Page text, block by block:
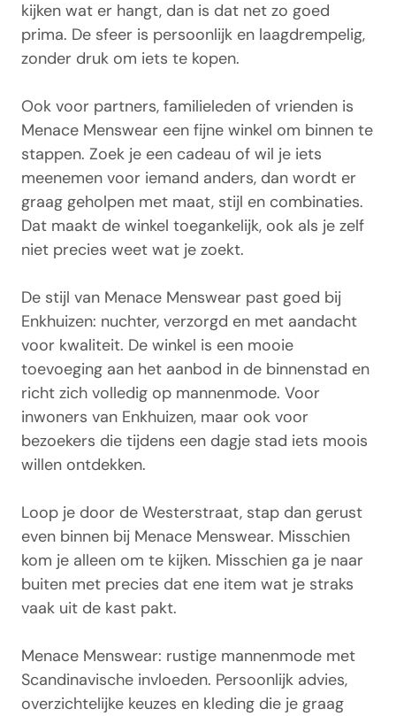
kijken wat er hangt, dan is dat net zo goed
prima. De sfeer is persoonlijk en laagdrempelig,
zonder druk om iets te kopen.
Ook voor partners, familieleden of vrienden is
Menace Menswear een fijne winkel om binnen te
stappen. Zoek je een cadeau of wil je iets
meenemen voor iemand anders, dan wordt er
graag geholpen met maat, stijl en combinaties.
Dat maakt de winkel toegankelijk, ook als je zelf
niet precies weet wat je zoekt.
De stijl van Menace Menswear past goed bij
Enkhuizen: nuchter, verzorgd en met aandacht
voor kwaliteit. De winkel is een mooie
toevoeging aan het aanbod in de binnenstad en
richt zich volledig op mannenmode. Voor
inwoners van Enkhuizen, maar ook voor
bezoekers die tijdens een dagje stad iets moois
willen ontdekken.
Loop je door de Westerstraat, stap dan gerust
even binnen bij Menace Menswear. Misschien
kom je alleen om te kijken. Misschien ga je naar
buiten met precies dat ene item wat je straks
vaak uit de kast pakt.
Menace Menswear: rustige mannenmode met
Scandinavische invloeden. Persoonlijk advies,
overzichtelijke keuzes en kleding die je graag